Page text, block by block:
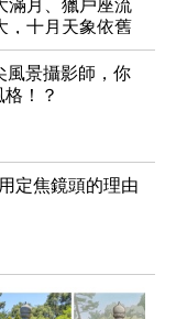
滿月、獵戶座流
，十月天象依舊
風景攝影師，你
！？
定焦鏡頭的理由